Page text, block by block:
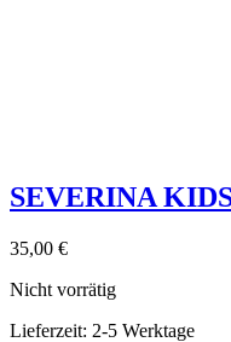
SEVERINA
35,00 €
Nicht vorrätig
Lieferzeit: 2-5 Werktage